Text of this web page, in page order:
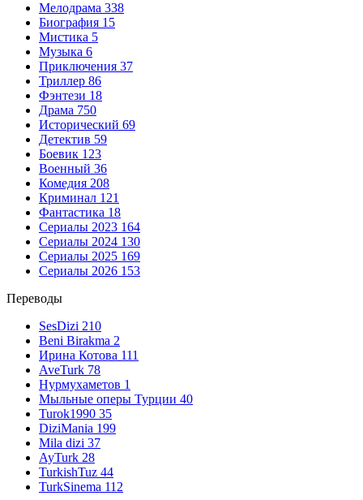
Мелодрама 338
Биография 15
Мистика 5
Музыка 6
Приключения 37
Триллер 86
Фэнтези 18
Драма 750
Исторический 69
Детектив 59
Боевик 123
Военный 36
Комедия 208
Криминал 121
Фантастика 18
Сериалы 2023 164
Сериалы 2024 130
Сериалы 2025 169
Сериалы 2026 153
Переводы
SesDizi 210
Beni Birakma 2
Ирина Котова 111
AveTurk 78
Нурмухаметов 1
Мыльные оперы Турции 40
Turok1990 35
DiziMania 199
Mila dizi 37
AyTurk 28
TurkishTuz 44
TurkSinema 112